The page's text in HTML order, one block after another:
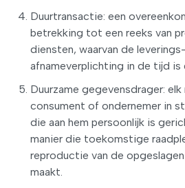
Duurtransactie: een
betrekking tot een reeks van
diensten, waarvan de
afnameverplichting in de tijd is
Duurzame gegevensdrager:
consument of ondernemer in
die aan hem persoonlijk is
manier die toekomstige
reproductie van de
maakt.